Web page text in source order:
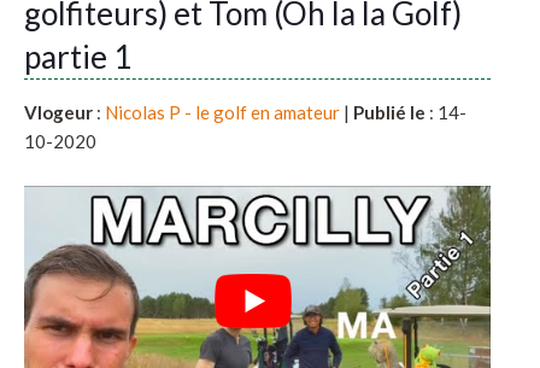
golfiteurs) et Tom (Oh la la Golf)
partie 1
Vlogeur : Nicolas P - le golf en amateur | Publié le : 14-
10-2020